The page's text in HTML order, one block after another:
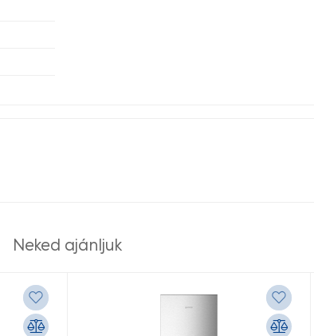
Neked ajánljuk